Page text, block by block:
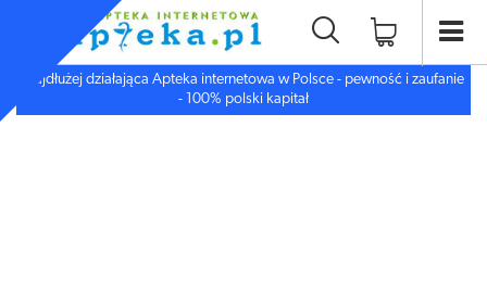
Najdłużej działająca Apteka internetowa w Polsce - pewność i zaufanie
- 100% polski kapitał